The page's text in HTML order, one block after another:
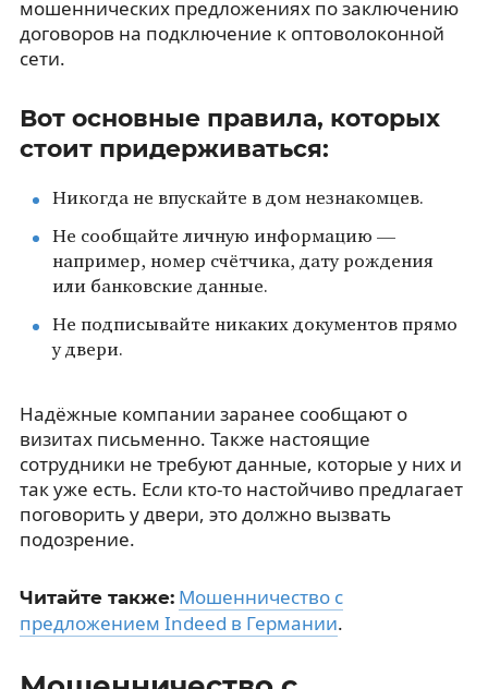
мошеннических предложениях по заключению
договоров на подключение к оптоволоконной
сети.
Вот основные правила, которых
стоит придерживаться:
Никогда не впускайте в дом незнакомцев.
Не сообщайте личную информацию —
например, номер счётчика, дату рождения
или банковские данные.
Не подписывайте никаких документов прямо
у двери.
Надёжные компании заранее сообщают о
визитах письменно. Также настоящие
сотрудники не требуют данные, которые у них и
так уже есть. Если кто-то настойчиво предлагает
поговорить у двери, это должно вызвать
подозрение.
Читайте также: Мошенничество с
предложением Indeed в Германии.